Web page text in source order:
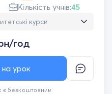
Кількість учнів:45
курси
Оксаною, адже вже
тому що
занять буде більш
і я не помилилася. Я
год
є безкоштовним
урок